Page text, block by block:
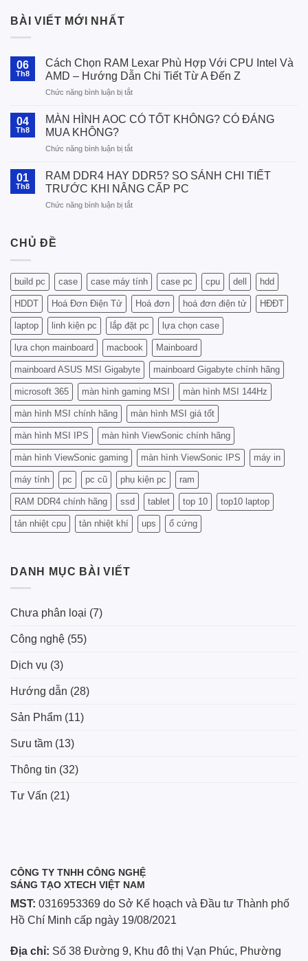
BÀI VIẾT MỚI NHẤT
06
Th8
Cách Chọn RAM Lexar Phù Hợp Với CPU Intel Và
AMD – Hướng Dẫn Chi Tiết Từ A Đến Z
Chức năng bình luận bị tắtở
Chọn
Phù
Với
CPU
Và
Tiết
Từ
A
Đến
Z
04
Th8
MÀN HÌNH AOC CÓ TỐT KHÔNG? CÓ ĐÁNG
MUA KHÔNG?
Chức năng bình luận bị tắtở
HÌNH
AOC
CÓ
TỐT
01
Th8
RAM DDR4 HAY DDR5? SO SÁNH CHI TIẾT
TRƯỚC KHI NÂNG CẤP PC
Chức năng bình luận bị tắtở
SÁNH
CHI
TIẾT
TRƯỚC
KHI
NÂNG
CẤP
PC
CHỦ ĐỀ
build pc case case máy tính case pc cpu dell hdd
HDDT Hoá Đơn Điện Tử Hoá đơn hoá đơn điện tử HĐĐT
laptop linh kiện pc lắp đặt pc lựa chọn case
lựa chọn mainboard macbook Mainboard
mainboard ASUS MSI Gigabyte mainboard Gigabyte chính hãng
microsoft 365 màn hình gaming MSI màn hình MSI 144Hz
màn hình MSI chính hãng màn hình MSI giá tốt
màn hình MSI IPS màn hình ViewSonic chính hãng
màn hình ViewSonic gaming màn hình ViewSonic IPS máy in
máy tính pc pc cũ phụ kiện pc ram
RAM DDR4 chính hãng ssd tablet top 10 top10 laptop
tản nhiệt cpu tản nhiệt khí ups ổ cứng
DANH MỤC BÀI VIẾT
Chưa phân loại (7)
Công nghệ (55)
Dịch vụ (3)
Hướng dẫn (28)
Sản Phẩm (11)
Sưu tầm (13)
Thông tin (32)
Tư Vấn (21)
CÔNG TY TNHH CÔNG NGHỆ
SÁNG TẠO XTECH VIỆT NAM
MST: 0316953369 do Sở Kế hoạch và Đầu tư Thành phố
Hồ Chí Minh cấp ngày 19/08/2021
Địa chỉ: Số 38 Đường 9, Khu đô thị Vạn Phúc, Phường